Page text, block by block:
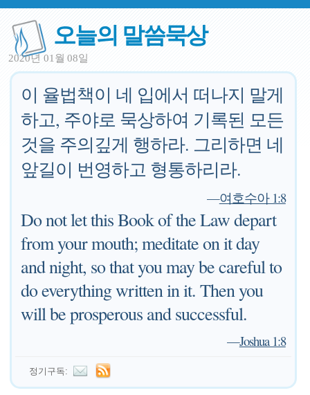
오늘의 말씀묵상
2020년 01월 08일
이 율법책이 네 입에서 떠나지 말게
하고, 주야로 묵상하여 기록된 모든
것을 주의깊게 행하라. 그리하면 네
앞길이 번영하고 형통하리라.
—여호수아 1:8
Do not let this Book of the Law depart
from your mouth; meditate on it day
and night, so that you may be careful to
do everything written in it. Then you
will be prosperous and successful.
—Joshua 1:8
정기구독: